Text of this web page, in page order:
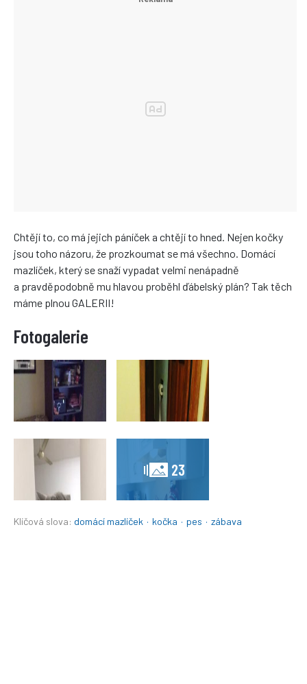
Chtějí to, co má jejich páníček a chtějí to hned. Nejen kočky
jsou toho názoru, že prozkoumat se má všechno. Domácí
mazlíček, který se snaží vypadat velmi nenápadně
a pravděpodobně mu hlavou proběhl ďábelský plán? Tak těch
máme plnou GALERII!
23
Klíčová slova: domácí mazlíček · kočka · pes · zábava